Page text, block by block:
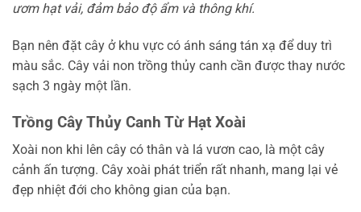
ươm hạt vải, đảm bảo độ ẩm và thông khí.
Bạn nên đặt cây ở khu vực có ánh sáng tán xạ để duy trì
màu sắc. Cây vải non trồng thủy canh cần được thay nước
sạch 3 ngày một lần.
Trồng Cây Thủy Canh Từ Hạt Xoài
Xoài non khi lên cây có thân và lá vươn cao, là một cây
cảnh ấn tượng. Cây xoài phát triển rất nhanh, mang lại vẻ
đẹp nhiệt đới cho không gian của bạn.